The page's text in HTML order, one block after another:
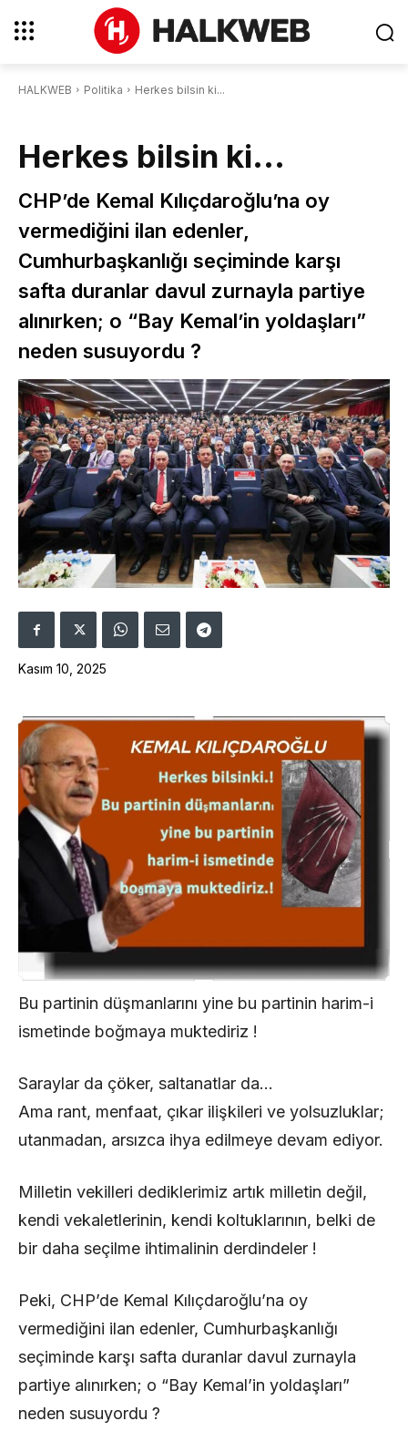
HALKWEB Politika Herkes bilsin ki...
Herkes bilsin ki…
CHP’de Kemal Kılıçdaroğlu’na oy
vermediğini ilan edenler,
Cumhurbaşkanlığı seçiminde karşı
safta duranlar davul zurnayla partiye
alınırken; o “Bay Kemal’in yoldaşları”
neden susuyordu ?
Kasım 10, 2025
Bu partinin düşmanlarını yine bu partinin harim-i
ismetinde boğmaya muktediriz !
Saraylar da çöker, saltanatlar da…
Ama rant, menfaat, çıkar ilişkileri ve yolsuzluklar;
utanmadan, arsızca ihya edilmeye devam ediyor.
Milletin vekilleri dediklerimiz artık milletin değil,
kendi vekaletlerinin, kendi koltuklarının, belki de
bir daha seçilme ihtimalinin derdindeler !
Peki, CHP’de Kemal Kılıçdaroğlu’na oy
vermediğini ilan edenler, Cumhurbaşkanlığı
seçiminde karşı safta duranlar davul zurnayla
partiye alınırken; o “Bay Kemal’in yoldaşları”
neden susuyordu ?